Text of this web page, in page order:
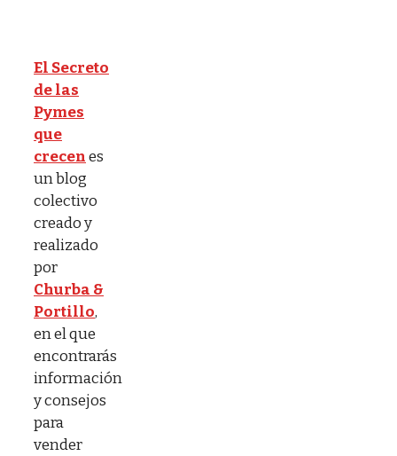
El Secreto
de las
Pymes
que
crecenes
un blog
colectivo
creado y
realizado
por
Churba &
Portillo,
en el que
encontrarás
información
y consejos
para
vender